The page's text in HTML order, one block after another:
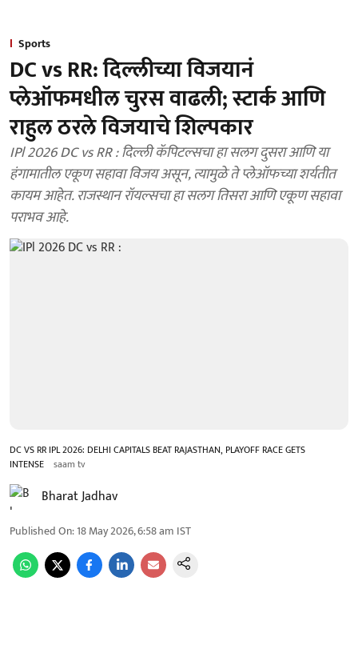
Sports
DC vs RR: दिल्लीच्या विजयानं
प्लेऑफमधील चुरस वाढली; स्टार्क आणि
राहुल ठरले विजयाचे शिल्पकार
IPl 2026 DC vs RR : दिल्ली कॅपिटल्सचा हा सलग दुसरा आणि या
हंगामातील एकूण सहावा विजय असून, त्यामुळे ते प्लेऑफच्या शर्यतीत
कायम आहेत. राजस्थान रॉयल्सचा हा सलग तिसरा आणि एकूण सहावा
पराभव आहे.
DC VS RR IPL 2026: DELHI CAPITALS BEAT RAJASTHAN, PLAYOFF RACE GETS
INTENSE saam tv
Bharat Jadhav
Published On:18 May 2026, 6:58 am IST